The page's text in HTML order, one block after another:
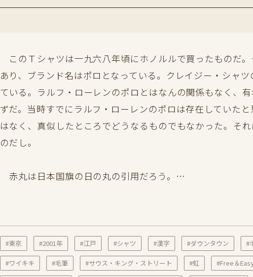
このＴシャツは一九六八年頃にホノルルで買ったものだ
あり、ブランド名はポロとなっている。クレイジー・シャ
ている。ラルフ・ローレンのポロとはなんの関係もなく、
ずだ。当時すでにラルフ・ローレンのポロは存在していた
はなく、真似したところでどうなるものでもなかった。そ
のだし。
赤丸は日本国旗の日の丸の引用だろう。…
#東京 #2001年 #江戸 #シャツ #漢字 #ダウンタウン #
#ワイキキ #毛筆 #サウス・キング・ストリート #虹 #Free＆